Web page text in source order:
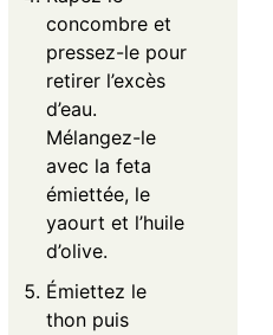
concombre et
pressez-le pour
retirer l’excès
d’eau.
Mélangez-le
avec la feta
émiettée, le
yaourt et l’huile
d’olive.
Émiettez le
thon puis